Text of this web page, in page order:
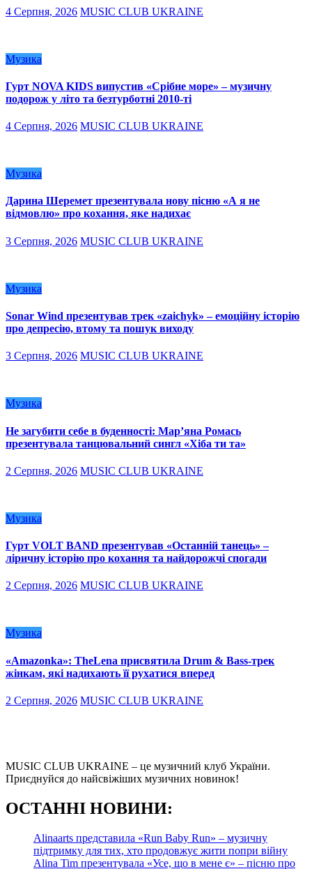
4 Серпня, 2026 MUSIC CLUB UKRAINE
Музика
Гурт NOVA KIDS випустив «Срібне море» – музичну
подорож у літо та безтурботні 2010-ті
4 Серпня, 2026 MUSIC CLUB UKRAINE
Музика
Дарина Шеремет презентувала нову пісню «А я не
відмовлю» про кохання, яке надихає
3 Серпня, 2026 MUSIC CLUB UKRAINE
Музика
Sonar Wind презентував трек «zaichyk» – емоційну історію
про депресію, втому та пошук виходу
3 Серпня, 2026 MUSIC CLUB UKRAINE
Музика
Не загубити себе в буденності: Мар’яна Ромась
презентувала танцювальний сингл «Хіба ти та»
2 Серпня, 2026 MUSIC CLUB UKRAINE
Музика
Гурт VOLT BAND презентував «Останній танець» –
ліричну історію про кохання та найдорожчі спогади
2 Серпня, 2026 MUSIC CLUB UKRAINE
Музика
«Amazonka»: TheLena присвятила Drum & Bass-трек
жінкам, які надихають її рухатися вперед
2 Серпня, 2026 MUSIC CLUB UKRAINE
MUSIC CLUB UKRAINE – це музичний клуб України.
Приєднуйся до найсвіжіших музичних новинок!
ОСТАННІ НОВИНИ:
Alinaarts представила «Run Baby Run» – музичну
підтримку для тих, хто продовжує жити попри війну
Alina Tim презентувала «Усе, що в мене є» – пісню про